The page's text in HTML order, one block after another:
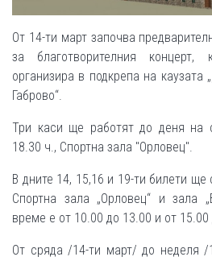
От 14-ти март започва
за благотворителния концерт,
организира в подкрепа на
Габрово“.
Три каси ще работят до деня на
18.30 ч., Спортна зала "Орловец".
В дните 14, 15,16 и 19-ти билети ще
Спортна зала „Орловец“ и зала
време е от 10.00 до 13.00 и от
От сряда /14-ти март/ до неделя /